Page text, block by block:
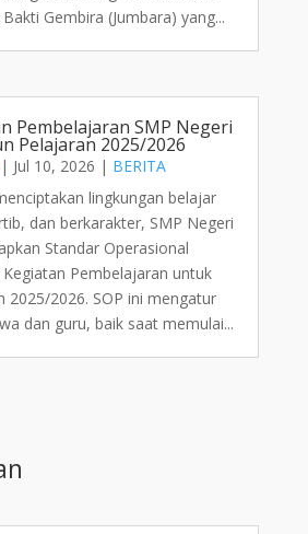
Gembira (Jumbara) yang...
Pembelajaran SMP Negeri
Pelajaran 2025/2026
| Jul 10, 2026 | BERITA
lingkungan belajar
dan berkarakter, SMP Negeri
Standar Operasional
Kegiatan Pembelajaran untuk
2025/2026. SOP ini mengatur
dan guru, baik saat memulai...